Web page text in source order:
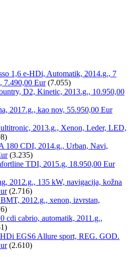
1,6 e-HDi, Automatik, 2014.g., 7
7.490,00 Eur (7.055)
D2, Kinetic, 2013.g., 10.950,00
2017.g., kao nov, 55.950,00 Eur
2013.g., Xenon, Leder, LED,
180 CDI, 2014.g., Urban, Navi,
(3.235)
TDI, 2015.g, 18.950,00 Eur
2012.g., 135 kW, navigacija, kožna
(2.716)
2012.g., xenon, izvrstan,
cdi cabrio, automatik, 2011.g.,
HDi EGS6 Allure sport, REG. GOD.
(2.610)